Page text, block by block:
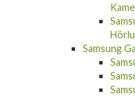
Samsung